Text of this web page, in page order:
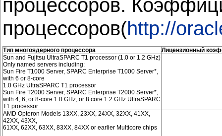
процессоров.
процессоров(http://
Тип многоядерного процессора
Лицензионный
Sun and Fujitsu UltraSPARC T1 processor (1.0 or 1.2 GHz)
Only named servers including:
Sun Fire T1000 Server, SPARC Enterprise T1000 Server*,
with 6 or 8-core
1.0 GHz UltraSPARC T1 processor
Sun Fire T2000 Server, SPARC Enterprise T2000 Server*,
with 4, 6, or 8-core 1.0 GHz, or 8 core 1.2 GHz UltraSPARC
T1 processor
AMD Opteron Models 13XX, 23XX, 24XX, 32XX, 41XX,
42XX, 43XX,
61XX, 62XX, 63XX, 83XX, 84XX or earlier Multicore chips